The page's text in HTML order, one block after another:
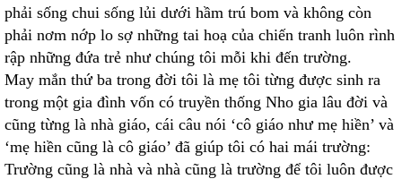
phải sống chui sống lủi dưới hầm trú bom và không còn
phải nơm nớp lo sợ những tai hoạ của chiến tranh luôn rình
rập những đứa trẻ như chúng tôi mỗi khi đến trường.
May mắn thứ ba trong đời tôi là mẹ tôi từng được sinh ra
trong một gia đình vốn có truyền thống Nho gia lâu đời và
cũng từng là nhà giáo, cái câu nói ‘cô giáo như mẹ hiền’ và
‘mẹ hiền cũng là cô giáo’ đã giúp tôi có hai mái trường:
Trường cũng là nhà và nhà cũng là trường để tôi luôn được